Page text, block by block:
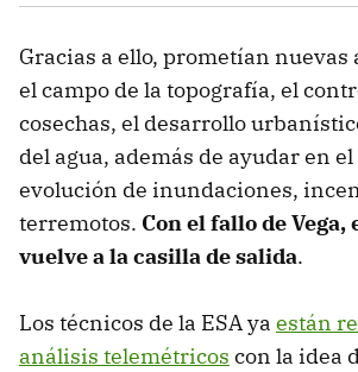
Gracias a ello, prometían nuevas
el campo de la topografía, el
cosechas, el desarrollo
del agua, además de ayudar en
evolución de inundaciones,
terremotos. Con el fallo de Vega,
vuelve a la casilla de salida.
Los técnicos de la ESA ya están
análisis telemétricos con la idea